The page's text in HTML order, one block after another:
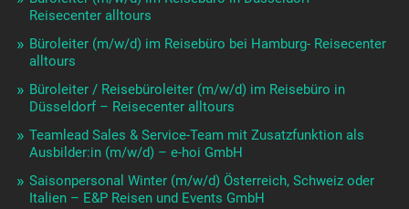
Reisecenter alltours
Büroleiter (m/w/d) im Reisebüro bei Hamburg- Reisecenter
alltours
Büroleiter / Reisebüroleiter (m/w/d) im Reisebüro in
Düsseldorf – Reisecenter alltours
Teamlead Sales & Service-Team mit Zusatzfunktion als
Ausbilder:in (m/w/d) – e-hoi GmbH
Saisonpersonal Winter (m/w/d) Österreich, Schweiz oder
Italien – E&P Reisen und Events GmbH